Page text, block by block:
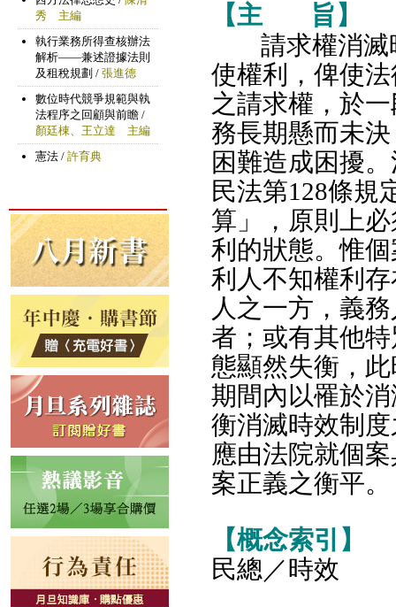
【主
旨】
請求權消
使權利，俾使
之請求權，於
務長期懸而未
困難造成困擾
民法第128條規
算」，原則上
利的狀態。惟
利人不知權利
人之一方，義
者；或有其他
態顯然失衡，
期間內以罹於
衡消滅時效制
應由法院就個
案正義之衡平。
【概念索引】
民總／時效